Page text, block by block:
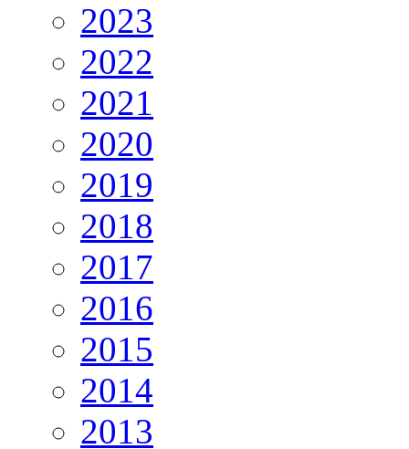
2023
2022
2021
2020
2019
2018
2017
2016
2015
2014
2013